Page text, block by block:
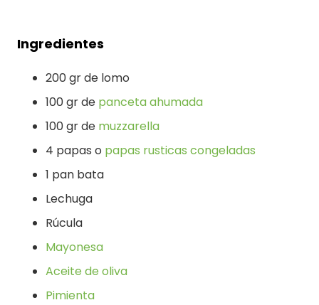
Ingredientes
200 gr de lomo
100 gr de panceta ahumada
100 gr de muzzarella
4 papas o papas rusticas congeladas
1 pan bata
Lechuga
Rúcula
Mayonesa
Aceite de oliva
Pimienta